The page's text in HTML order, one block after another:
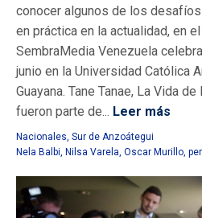
conocer algunos de los
en práctica en la actualidad, en
SembraMedia Venezuela
junio en la Universidad Católica
Guayana. Tane Tanae, La Vida
fueron parte de... Leer más
Nacionales, Sur de Anzoátegui
Nela Balbi, Nilsa Varela, Oscar Murillo,